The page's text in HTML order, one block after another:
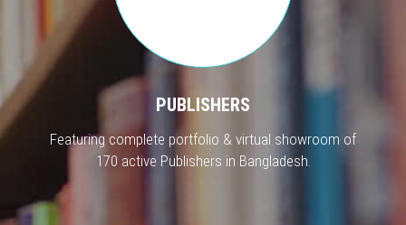
PUBLISHERS
Featuring complete portfolio & virtual showroom of
170 active Publishers in Bangladesh.